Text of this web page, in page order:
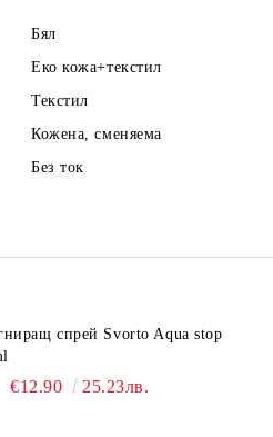
Бял
Еко кожа+текстил
Текстил
Кожена, сменяема
Без ток
спрей Svorto Aqua stop
€12.90 25.23лв.